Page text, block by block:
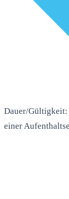
Dauer/Gültigkeit:
einer